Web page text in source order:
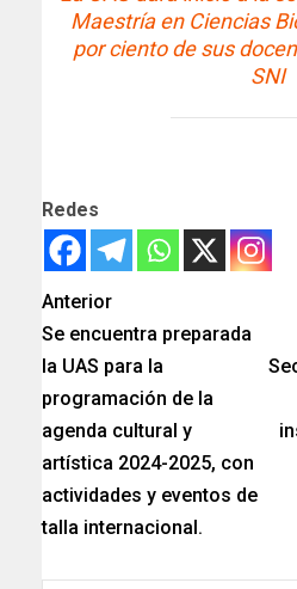
Maestría en Ciencias
por ciento de sus
SNI
Redes
Anterior
Se encuentra preparada
la UAS para la
programación de la
agenda cultural y
artística 2024-2025, con
actividades y eventos de
talla internacional.